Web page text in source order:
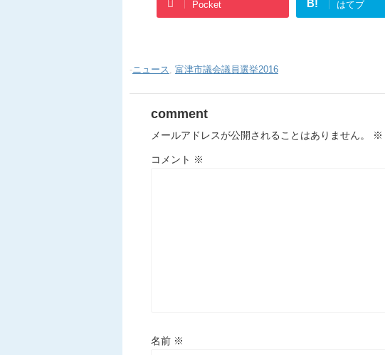
Pocket B! はてブ
-ニュース, 富津市議会議員選挙2016
comment
メールアドレスが公開されることはありません。 ※
コメント ※
名前 ※